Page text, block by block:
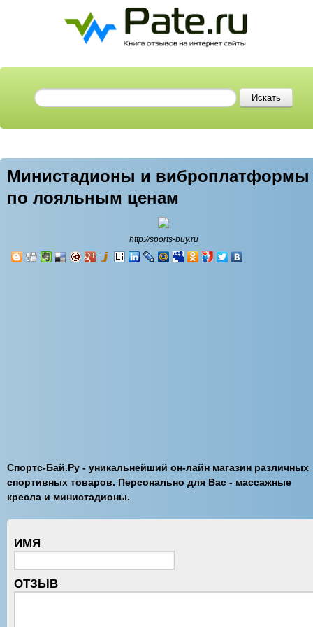
Министадионы и виброплатформы
по лояльным ценам
http://sports-buy.ru
Спортс-Бай.Ру - уникальнейший он-лайн магазин различных
спортивных товаров. Персонально для Вас - массажные
кресла и министадионы.
ИМЯ
ОТЗЫВ